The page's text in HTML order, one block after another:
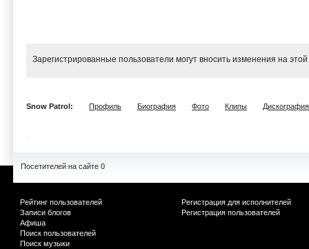
Зарегистрированные пользователи могут вносить изменения на
Snow Patrol: Профиль Биография Фото Клипы Дискография
Посетителей на сайте 0
Рейтинг пользователей
Записи блогов
Афиша
Поиск пользователей
Поиск музыки
Регистрация для исполнителей
Регистрация пользователей